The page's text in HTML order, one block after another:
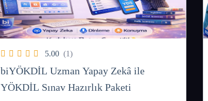
5.00 (1)
biYÖKDİL Uzman Yapay Zekâ ile
YÖKDİL Sınav Hazırlık Paketi